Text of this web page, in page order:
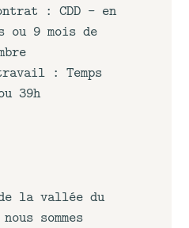
: CDD - en
ou 9 mois de
: Temps
39h
la vallée du
sommes